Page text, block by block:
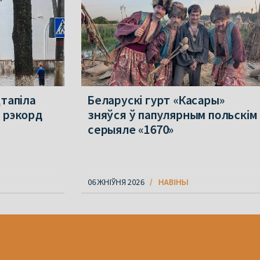
Беларускі гурт «Касары»
зняўся ў папулярным польскім
серыяле «1670»
06 ЖНІЎНЯ 2026 НАВІНЫ